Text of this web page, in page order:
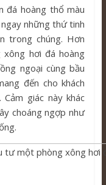
đá hoàng thổ màu
những thứ tinh
trong chúng. Hơn
xông hơi đá hoàng
ngoại cùng bầu
đến cho khách
giác này khác
choáng ngợp như